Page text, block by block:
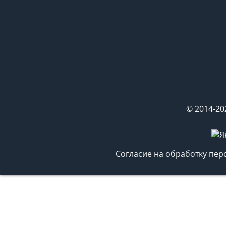
© 2014-
Согласие на обработку